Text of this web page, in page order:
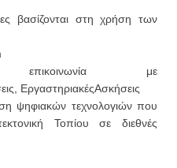
βασίζονται στη χρήση των
με
ΕργαστηριακέςΑσκήσεις
ψηφιακών τεχνολογιών που
Τοπίου σε διεθνές